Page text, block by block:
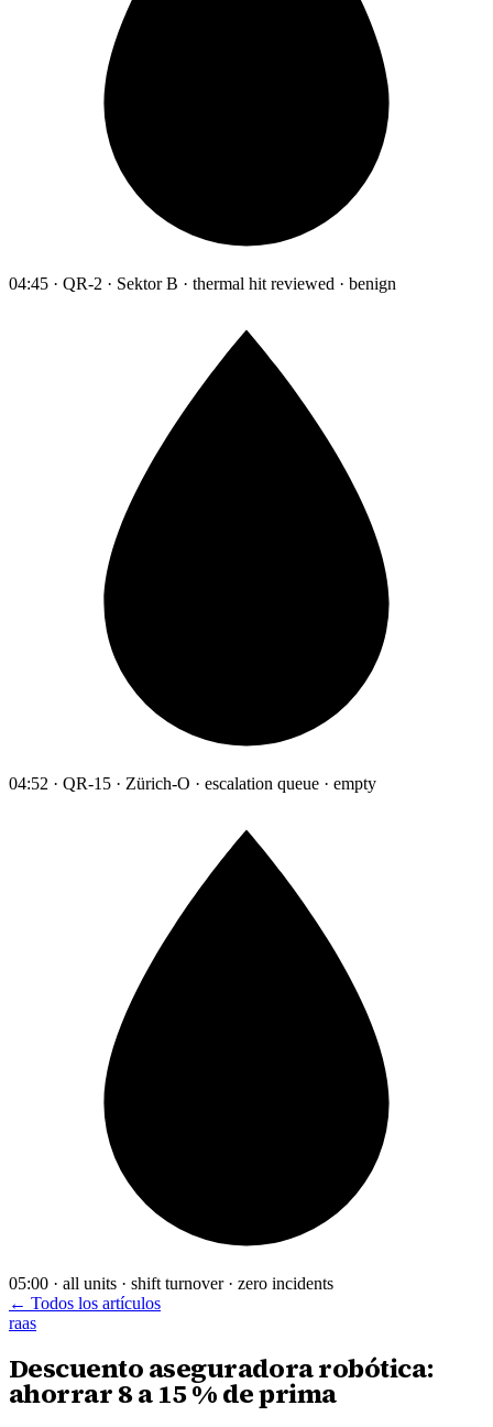
04:45 · QR-2 · Sektor B · thermal hit reviewed · benign
04:52 · QR-15 · Zürich-O · escalation queue · empty
05:00 · all units · shift turnover · zero incidents
← Todos los artículos
raas
Descuento aseguradora robótica:
ahorrar 8 a 15 % de prima